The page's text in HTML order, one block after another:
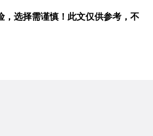
，选择需谨慎！此文仅供参考，不